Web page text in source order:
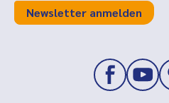
Newsletter anmelden